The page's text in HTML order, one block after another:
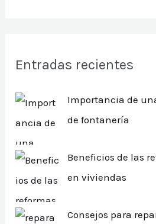
Entradas recientes
Importancia de
de fontanería
Beneficios de las
en viviendas
Consejos para